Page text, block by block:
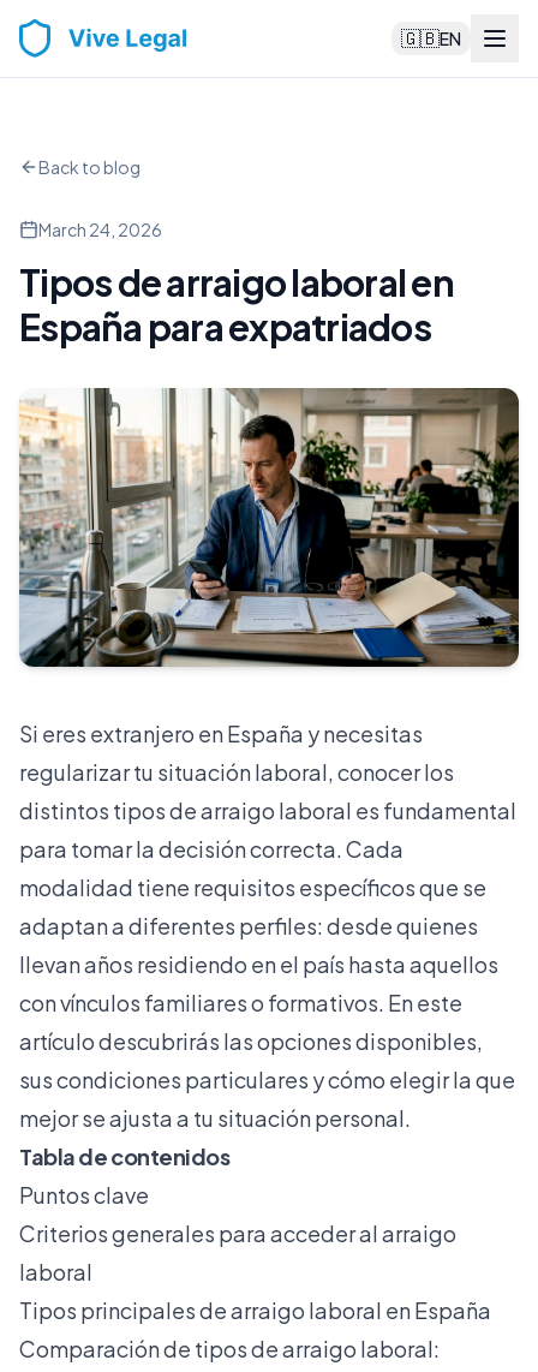
🇬🇧EN
Back to blog
March 24, 2026
Tipos de arraigo laboral en
España para expatriados
Si eres extranjero en España y necesitas
regularizar tu situación laboral, conocer los
distintos tipos de arraigo laboral es fundamental
para tomar la decisión correcta. Cada
modalidad tiene requisitos específicos que se
adaptan a diferentes perfiles: desde quienes
llevan años residiendo en el país hasta aquellos
con vínculos familiares o formativos. En este
artículo descubrirás las opciones disponibles,
sus condiciones particulares y cómo elegir la que
mejor se ajusta a tu situación personal.
Tabla de contenidos
Puntos clave
Criterios generales para acceder al arraigo
laboral
Tipos principales de arraigo laboral en España
Comparación de tipos de arraigo laboral: